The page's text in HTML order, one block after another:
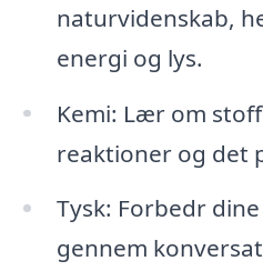
naturvidenskab,
energi og lys.
Kemi: Lær om
reaktioner og det
Tysk: Forbedr
gennem